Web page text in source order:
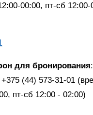
00:00, пт-сб 12:00-
для бронирования
(44) 573-31-01
пт-сб 12:00 - 02:00)